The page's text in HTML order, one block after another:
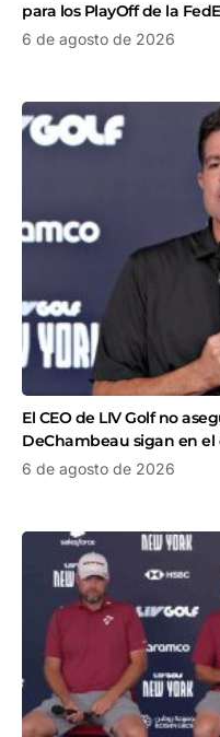
para los PlayOff de la
6 de agosto de 2026
El CEO de LIV Golf no
DeChambeau sigan en el
6 de agosto de 2026